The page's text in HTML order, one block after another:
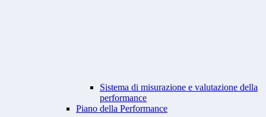
Sistema di misurazione e valutazione della
performance
Piano della Performance